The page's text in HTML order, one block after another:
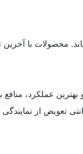
محصولات با
عملکرد، منافع
تعویض از